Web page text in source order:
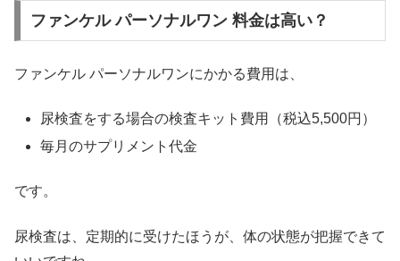
ファンケル パーソナルワン 料金は高い？
ファンケル パーソナルワンにかかる費用は、
尿検査をする場合の検査キット費用（税込5,500円）
毎月のサプリメント代金
です。
尿検査は、定期的に受けたほうが、体の状態が把握できて